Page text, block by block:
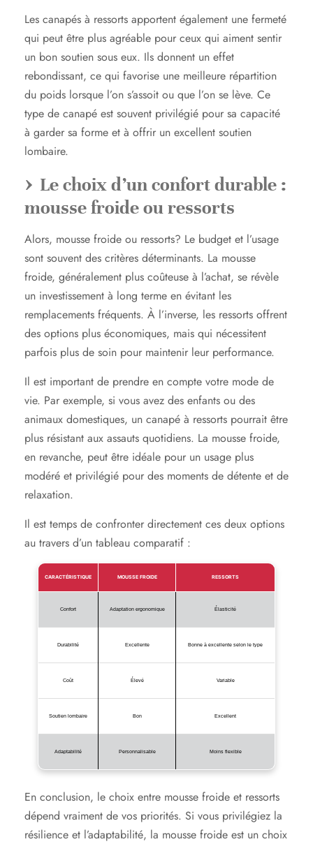
Les canapés à ressorts apportent également une fermeté
qui peut être plus agréable pour ceux qui aiment sentir
un bon soutien sous eux. Ils donnent un effet
rebondissant, ce qui favorise une meilleure répartition
du poids lorsque l’on s’assoit ou que l’on se lève. Ce
type de canapé est souvent privilégié pour sa capacité
à garder sa forme et à offrir un excellent soutien
lombaire.
Le choix d’un confort durable :
mousse froide ou ressorts
Alors, mousse froide ou ressorts? Le budget et l’usage
sont souvent des critères déterminants. La mousse
froide, généralement plus coûteuse à l’achat, se révèle
un investissement à long terme en évitant les
remplacements fréquents. À l’inverse, les ressorts offrent
des options plus économiques, mais qui nécessitent
parfois plus de soin pour maintenir leur performance.
Il est important de prendre en compte votre mode de
vie. Par exemple, si vous avez des enfants ou des
animaux domestiques, un canapé à ressorts pourrait être
plus résistant aux assauts quotidiens. La mousse froide,
en revanche, peut être idéale pour un usage plus
modéré et privilégié pour des moments de détente et de
relaxation.
Il est temps de confronter directement ces deux options
au travers d’un tableau comparatif :
CARACTÉRISTIQUE MOUSSE FROIDE RESSORTS
Confort Adaptation ergonomique Élasticité
Durabilité Excellente Bonne à excellente selon le type
Coût Élevé Variable
Soutien lombaire Bon Excellent
Adaptabilité Personnalisable Moins flexible
En conclusion, le choix entre mousse froide et ressorts
dépend vraiment de vos priorités. Si vous privilégiez la
résilience et l’adaptabilité, la mousse froide est un choix